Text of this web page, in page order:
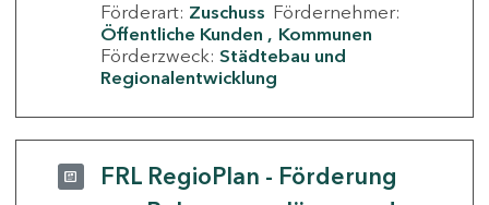
Förderart: Zuschuss Fördernehmer:
Öffentliche Kunden
Kommunen
Förderzweck: Städtebau und
Regionalentwicklung
FRL RegioPlan - Förderung